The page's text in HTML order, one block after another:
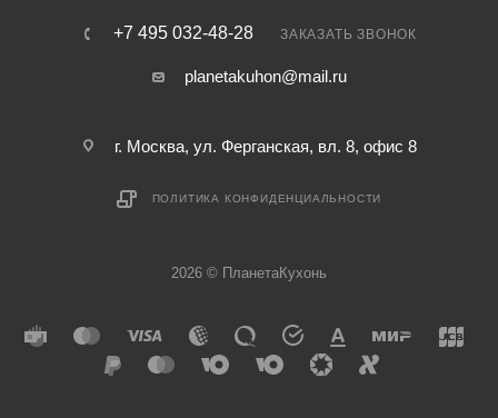
+7 495 032-48-28 ЗАКАЗАТЬ ЗВОНОК
planetakuhon@mail.ru
г. Москва, ул. Ферганская, вл. 8, офис 8
ПОЛИТИКА КОНФИДЕНЦИАЛЬНОСТИ
2026 © ПланетаКухонь